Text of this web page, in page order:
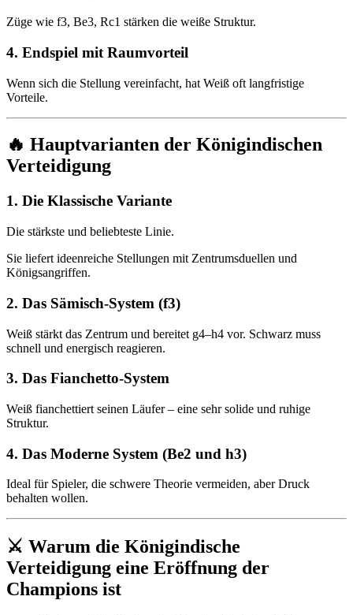
Züge wie f3, Be3, Rc1 stärken die weiße Struktur.
4. Endspiel mit Raumvorteil
Wenn sich die Stellung vereinfacht, hat Weiß oft langfristige
Vorteile.
🔥 Hauptvarianten der Königindischen
Verteidigung
1. Die Klassische Variante
Die stärkste und beliebteste Linie.
Sie liefert ideenreiche Stellungen mit Zentrumsduellen und
Königsangriffen.
2. Das Sämisch-System (f3)
Weiß stärkt das Zentrum und bereitet g4–h4 vor. Schwarz muss
schnell und energisch reagieren.
3. Das Fianchetto-System
Weiß fianchettiert seinen Läufer – eine sehr solide und ruhige
Struktur.
4. Das Moderne System (Be2 und h3)
Ideal für Spieler, die schwere Theorie vermeiden, aber Druck
behalten wollen.
⚔️ Warum die Königindische
Verteidigung eine Eröffnung der
Champions ist